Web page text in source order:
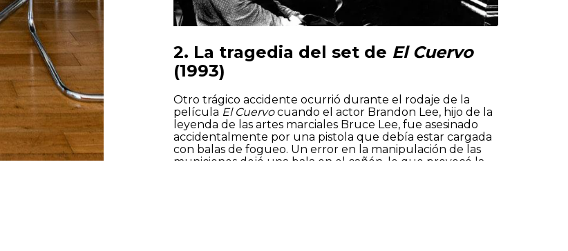
2. La tragedia del set de El Cuervo
(1993)
Otro trágico accidente ocurrió durante el rodaje de la
película El Cuervocuando el actor Brandon Lee, hijo de la
leyenda de las artes marciales Bruce Lee, fue asesinado
accidentalmente por una pistola que debía estar cargada
con balas de fogueo. Un error en la manipulación de las
municiones dejó una bala en el cañón, lo que provocó la
Aceptar Rechazar Configurar